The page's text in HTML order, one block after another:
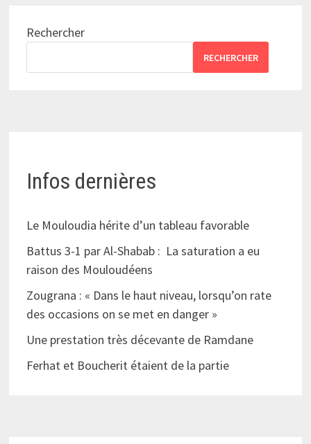
Rechercher
RECHERCHER
Infos dernières
Le Mouloudia hérite d’un tableau favorable
Battus 3-1 par Al-Shabab : La saturation a eu
raison des Mouloudéens
Zougrana : « Dans le haut niveau, lorsqu’on rate
des occasions on se met en danger »
Une prestation très décevante de Ramdane
Ferhat et Boucherit étaient de la partie